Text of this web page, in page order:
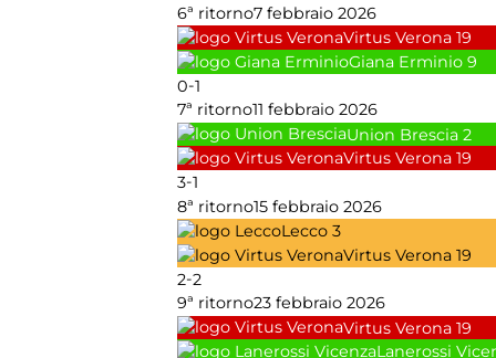
6ª ritorno7 febbraio 2026
Virtus Verona 19
Giana Erminio 9
0-1
7ª ritorno11 febbraio 2026
Union Brescia 2
Virtus Verona 19
3-1
8ª ritorno15 febbraio 2026
Lecco 3
Virtus Verona 19
2-2
9ª ritorno23 febbraio 2026
Virtus Verona 19
Lanerossi